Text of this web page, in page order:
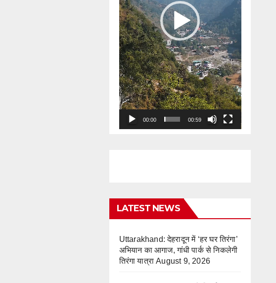
00:00 00:59
LATEST NEWS
Uttarakhand: देहरादून में ‘हर घर तिरंगा’
अभियान का आगाज, गांधी पार्क से निकलेगी
तिरंगा यात्रा August 9, 2026